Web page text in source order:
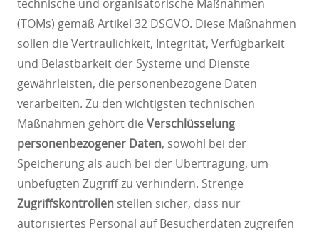
technische und organisatorische Maßnahmen
(TOMs) gemäß Artikel 32 DSGVO. Diese Maßnahmen
sollen die Vertraulichkeit, Integrität, Verfügbarkeit
und Belastbarkeit der Systeme und Dienste
gewährleisten, die personenbezogene Daten
verarbeiten. Zu den wichtigsten technischen
Maßnahmen gehört die Verschlüsselung
personenbezogener Daten, sowohl bei der
Speicherung als auch bei der Übertragung, um
unbefugten Zugriff zu verhindern. Strenge
Zugriffskontrollen stellen sicher, dass nur
autorisiertes Personal auf Besucherdaten zugreifen